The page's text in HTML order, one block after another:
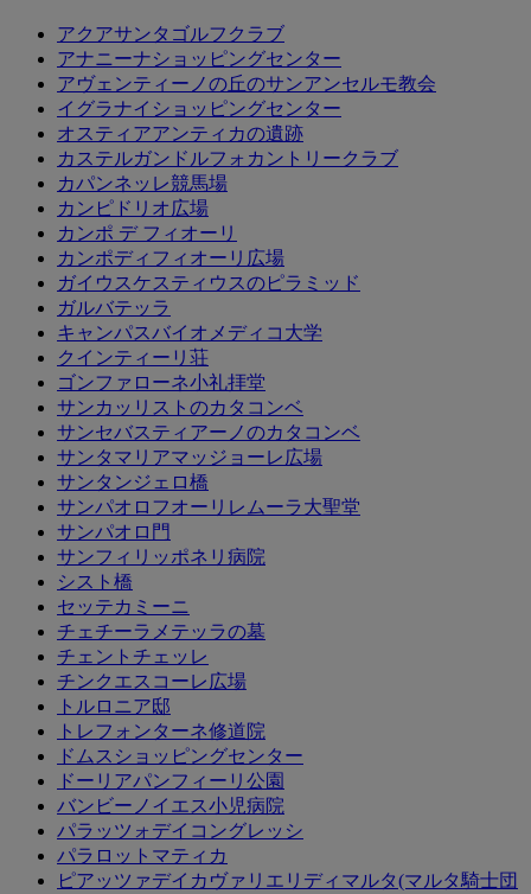
アクアサンタゴルフクラブ
アナニーナショッピングセンター
アヴェンティーノの丘のサンアンセルモ教会
イグラナイショッピングセンター
オスティアアンティカの遺跡
カステルガンドルフォカントリークラブ
カパンネッレ競馬場
カンピドリオ広場
カンポ デ フィオーリ
カンポディフィオーリ広場
ガイウスケスティウスのピラミッド
ガルバテッラ
キャンパスバイオメディコ大学
クインティーリ荘
ゴンファローネ小礼拝堂
サンカッリストのカタコンベ
サンセバスティアーノのカタコンベ
サンタマリアマッジョーレ広場
サンタンジェロ橋
サンパオロフオーリレムーラ大聖堂
サンパオロ門
サンフィリッポネリ病院
シスト橋
セッテカミーニ
チェチーラメテッラの墓
チェントチェッレ
チンクエスコーレ広場
トルロニア邸
トレフォンターネ修道院
ドムスショッピングセンター
ドーリアパンフィーリ公園
バンビーノイエス小児病院
パラッツォデイコングレッシ
パラロットマティカ
ピアッツァデイカヴァリエリディマルタ(マルタ騎士団